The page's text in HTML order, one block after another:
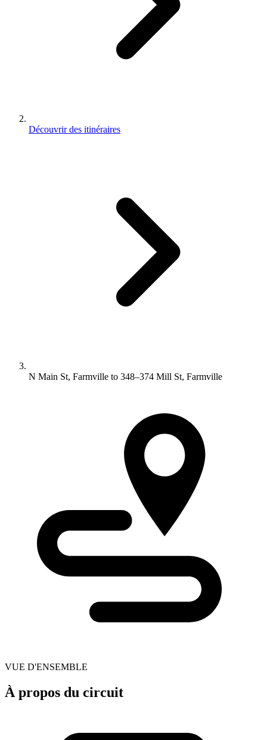
Découvrir des itinéraires
N Main St, Farmville to 348–374 Mill St, Farmville
VUE D'ENSEMBLE
À propos du circuit